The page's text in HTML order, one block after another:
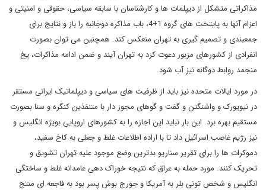
مذاکراتی متشکل از دیپلمات ها و کارشناسان با سابقه سیاسی، حقوقی و امنیتی و
اعزام آنها به پایتخت های گروه 1+4، باب مذاکره دوجانبه را باز و نتایج برای
جمعبندی و تصمیم گیری به تهران منعکس کند. همچنین می توان بصورت
انفرادی از کشورهای مزبور دعوت کرد به تهران آیند و ضمن ادامه مذاکرات، یخ
منجمد روابط دوگانه نیز آب شود.
در مورد ایالات متحده نیز باید از ظرفیت های سیاسی و دیپلماتیک ایرانی مستقر
در نیویورک و واشنگتن و گفت و گوهای مجوز دار با متنفذین کنگره و سنا بصورت
مستقیم بهره برد. این بار نباید این اجازه را به کشورهای اروپایی بویژه انگلیس و
نیز رژیم غاصب اسرائیل داد تا با اراده اطلاعات غلط و جعلی به کاخ سفید،
دموکرات ها را برای تقریر سناریو بدترین وضع موجود علیه تهران تشویق و
تحریک کنند. مورد حمله به عراق که نتیجه خوراک دهی عامدانه غلط و ساختگی
انگلیس و شخص تونی بلر به آمریکا و جورج بوش پسر بود به فاجعه ای منتج